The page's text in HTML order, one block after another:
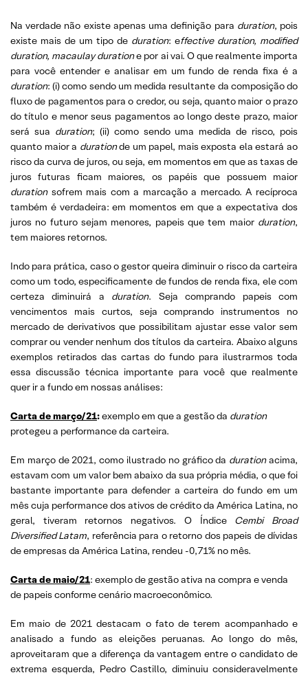
Na verdade não existe apenas uma definição para duration, pois
existe mais de um tipo de duration: effective duration, modified
duration, macaulay duratione por ai vai. O que realmente importa
para você entender e analisar em um fundo de renda fixa é a
duration: (i) como sendo um medida resultante da composição do
fluxo de pagamentos para o credor, ou seja, quanto maior o prazo
do título e menor seus pagamentos ao longo deste prazo, maior
será sua duration; (ii) como sendo uma medida de risco, pois
quanto maior a durationde um papel, mais exposta ela estará ao
risco da curva de juros, ou seja, em momentos em que as taxas de
juros futuras ficam maiores, os papéis que possuem maior
durationsofrem mais com a marcação a mercado. A recíproca
também é verdadeira: em momentos em que a expectativa dos
juros no futuro sejam menores, papeis que tem maior duration,
tem maiores retornos.
Indo para prática, caso o gestor queira diminuir o risco da carteira
como um todo, especificamente de fundos de renda fixa, ele com
certeza diminuirá a duration. Seja comprando papeis com
vencimentos mais curtos, seja comprando instrumentos no
mercado de derivativos que possibilitam ajustar esse valor sem
comprar ou vender nenhum dos títulos da carteira. Abaixo alguns
exemplos retirados das cartas do fundo para ilustrarmos toda
essa discussão técnica importante para você que realmente
quer ir a fundo em nossas análises:
Carta de março/21:exemplo em que a gestão da duration
protegeu a performance da carteira.
Em março de 2021, como ilustrado no gráfico da durationacima,
estavam com um valor bem abaixo da sua própria média, o que foi
bastante importante para defender a carteira do fundo em um
mês cuja performance dos ativos de crédito da América Latina, no
geral, tiveram retornos negativos. O Índice Cembi
Broad
Diversified Latam, referência para o retorno dos papeis de dívidas
de empresas da América Latina, rendeu -0,71% no mês.
Carta de maio/21: exemplo de gestão ativa na compra e venda
de papeis conforme cenário macroeconômico.
Em maio de 2021 destacam o fato de terem acompanhado e
analisado a fundo as eleições peruanas. Ao longo do mês,
aproveitaram que a diferença da vantagem entre o candidato de
extrema esquerda, Pedro Castillo, diminuiu consideravelmente